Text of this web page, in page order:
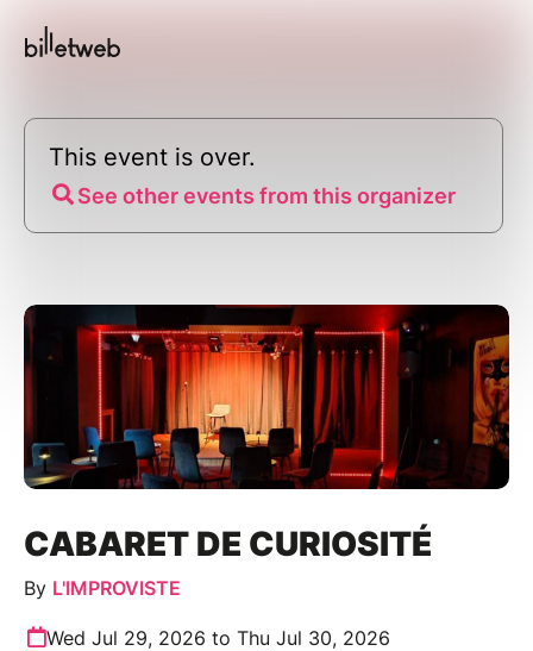
This event is over.
See other events from this organizer
CABARET DE CURIOSITÉ
By L'IMPROVISTE
Wed Jul 29, 2026 to Thu Jul 30, 2026